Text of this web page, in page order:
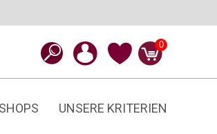
0
SHOPS UNSERE KRITERIEN